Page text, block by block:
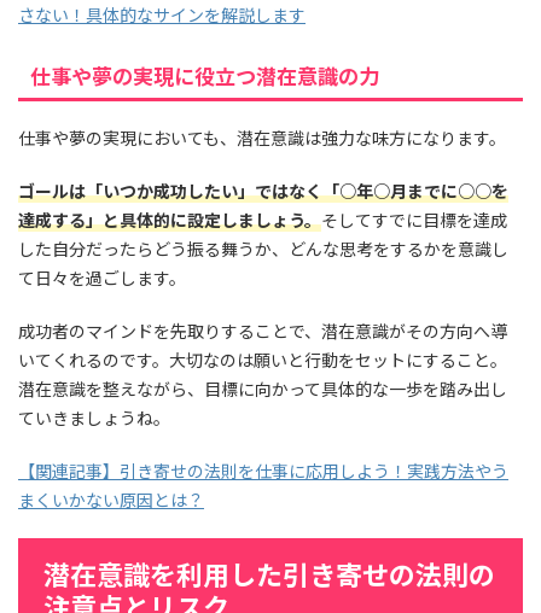
さない！具体的なサインを解説します
仕事や夢の実現に役立つ潜在意識の力
仕事や夢の実現においても、潜在意識は強力な味方になります。
ゴールは「いつか成功したい」ではなく「○年○月までに○○を
達成する」と具体的に設定しましょう。そしてすでに目標を達成
した自分だったらどう振る舞うか、どんな思考をするかを意識し
て日々を過ごします。
成功者のマインドを先取りすることで、潜在意識がその方向へ導
いてくれるのです。大切なのは願いと行動をセットにすること。
潜在意識を整えながら、目標に向かって具体的な一歩を踏み出し
ていきましょうね。
【関連記事】引き寄せの法則を仕事に応用しよう！実践方法やう
まくいかない原因とは？
潜在意識を利用した引き寄せの法則の